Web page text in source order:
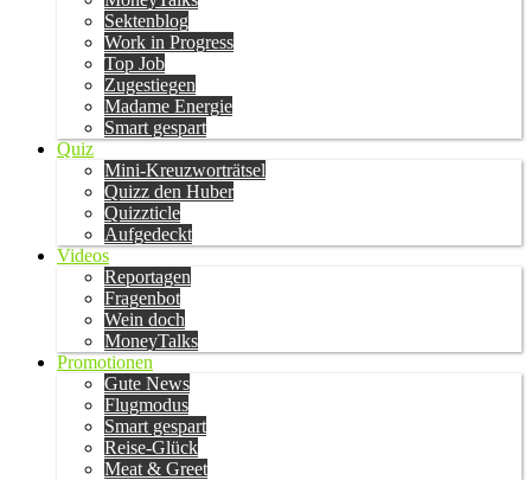
Sektenblog
Work in Progress
Top Job
Zugestiegen
Madame Energie
Smart gespart
Quiz
Mini-Kreuzworträtsel
Quizz den Huber
Quizzticle
Aufgedeckt
Videos
Reportagen
Fragenbot
Wein doch
MoneyTalks
Promotionen
Gute News
Flugmodus
Smart gespart
Reise-Glück
Meat & Greet